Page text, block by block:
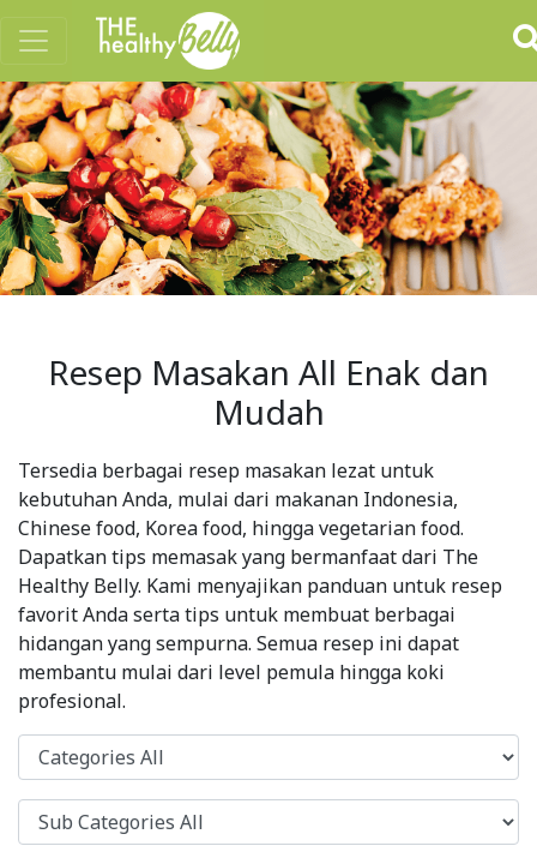
Resep Masakan All Enak dan
Mudah
Tersedia berbagai resep masakan lezat untuk
kebutuhan Anda, mulai dari makanan Indonesia,
Chinese food, Korea food, hingga vegetarian food.
Dapatkan tips memasak yang bermanfaat dari The
Healthy Belly. Kami menyajikan panduan untuk resep
favorit Anda serta tips untuk membuat berbagai
hidangan yang sempurna. Semua resep ini dapat
membantu mulai dari level pemula hingga koki
profesional.